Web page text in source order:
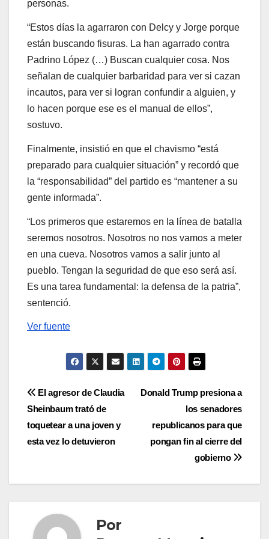
personas.
“Estos días la agarraron con Delcy y Jorge porque
están buscando fisuras. La han agarrado contra
Padrino López (…) Buscan cualquier cosa. Nos
señalan de cualquier barbaridad para ver si cazan
incautos, para ver si logran confundir a alguien, y
lo hacen porque ese es el manual de ellos”,
sostuvo.
Finalmente, insistió en que el chavismo “está
preparado para cualquier situación” y recordó que
la “responsabilidad” del partido es “mantener a su
gente informada”.
“Los primeros que estaremos en la línea de batalla
seremos nosotros. Nosotros no nos vamos a meter
en una cueva. Nosotros vamos a salir junto al
pueblo. Tengan la seguridad de que eso será así.
Es una tarea fundamental: la defensa de la patria”,
sentenció.
Ver fuente
Navegación
de
entradas
Donald Trump presiona a
los senadores
republicanos para que
pongan fin al cierre del
gobierno
El agresor de Claudia
Sheinbaum trató de
toquetear a una joven y
esta vez lo detuvieron
Por